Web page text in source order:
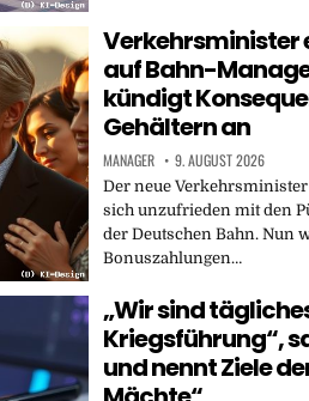
Verkehrsminister
auf Bahn-
kündigt
Gehältern an
MANAGER 9. AUGUST 2026
Der neue
sich unzufrieden mit den
der Deutschen Bahn. Nun
Bonuszahlungen…
„Wir sind
Kriegsführung“,
und nennt Ziele